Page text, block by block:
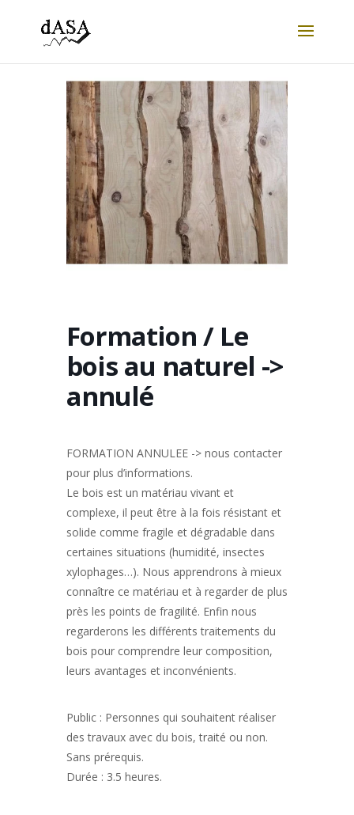
Formation / Le
bois au naturel ->
annulé
FORMATION ANNULEE -> nous contacter
pour plus d’informations.
Le bois est un matériau vivant et
complexe, il peut être à la fois résistant et
solide comme fragile et dégradable dans
certaines situations (humidité, insectes
xylophages…). Nous apprendrons à mieux
connaître ce matériau et à regarder de plus
près les points de fragilité. Enfin nous
regarderons les différents traitements du
bois pour comprendre leur composition,
leurs avantages et inconvénients.
Public : Personnes qui souhaitent réaliser
des travaux avec du bois, traité ou non.
Sans prérequis.
Durée : 3.5 heures.